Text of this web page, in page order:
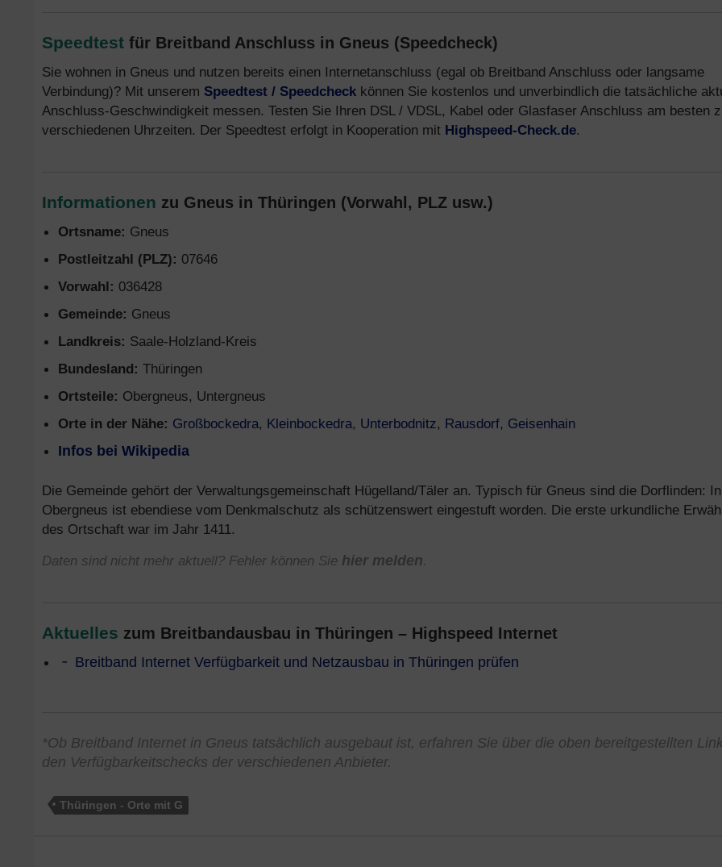
Speedtest für Breitband Anschluss in Gneus (Speedcheck)
Sie wohnen in Gneus und nutzen bereits einen Internetanschluss (egal ob Breitband Anschluss oder langsame
Verbindung)? Mit unserem Speedtest / Speedcheck können Sie kostenlos und unverbindlich die tatsächliche
Anschluss-Geschwindigkeit messen. Testen Sie Ihren DSL / VDSL, Kabel oder Glasfaser Anschluss am besten
verschiedenen Uhrzeiten. Der Speedtest erfolgt in Kooperation mit Highspeed-Check.de.
Informationen zu Gneus in Thüringen (Vorwahl, PLZ usw.)
Ortsname: Gneus
Postleitzahl (PLZ): 07646
Vorwahl: 036428
Gemeinde: Gneus
Landkreis: Saale-Holzland-Kreis
Bundesland: Thüringen
Ortsteile: Obergneus, Untergneus
Orte in der Nähe: Großbockedra, Kleinbockedra, Unterbodnitz, Rausdorf, Geisenhain
Infos bei Wikipedia
Die Gemeinde gehört der Verwaltungsgemeinschaft Hügelland/Täler an. Typisch für Gneus sind die Dorflinden: In
Obergneus ist ebendiese vom Denkmalschutz als schützenswert eingestuft worden. Die erste urkundliche
des Ortschaft war im Jahr 1411.
Daten sind nicht mehr aktuell? Fehler können Sie hier melden.
Aktuelles zum Breitbandausbau in Thüringen – Highspeed Internet
Breitband Internet Verfügbarkeit und Netzausbau in Thüringen prüfen
*Ob Breitband Internet in Gneus tatsächlich ausgebaut ist, erfahren Sie über die oben bereitgestellten
den Verfügbarkeitschecks der verschiedenen Anbieter.
Thüringen - Orte mit G